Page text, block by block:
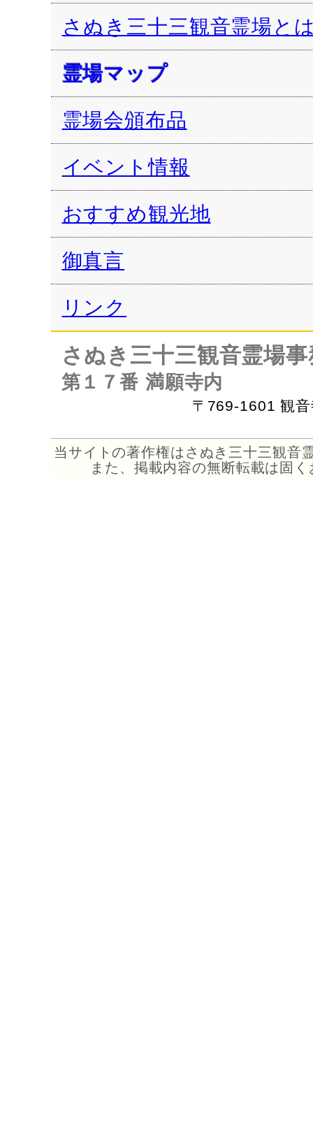
さぬき三十三観音霊場と
霊場マップ
霊場会頒布品
イベント情報
おすすめ観光地
御真言
リンク
さぬき三十三観音霊場
第１７番 満願寺内
〒769-1601 観
当サイトの著作権はさぬき三十三観音
また、掲載内容の無断転載は固